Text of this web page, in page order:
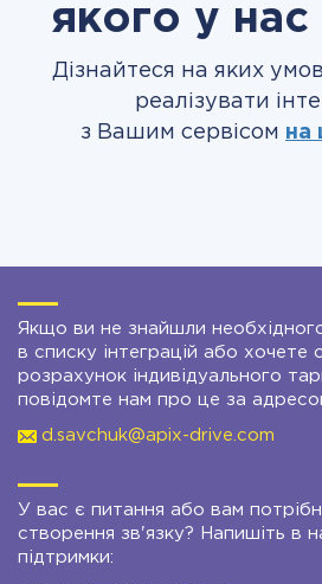
якого у нас
Дізнайтеся на яких
реалізувати
з Вашим сервісом на
Якщо ви не знайшли
в списку інтеграцій або хочете
розрахунок індивідуального
повідомте нам про це за
d.savchuk@apix-drive.com
У вас є питання або вам
створення зв'язку? Напишіть в
підтримки: